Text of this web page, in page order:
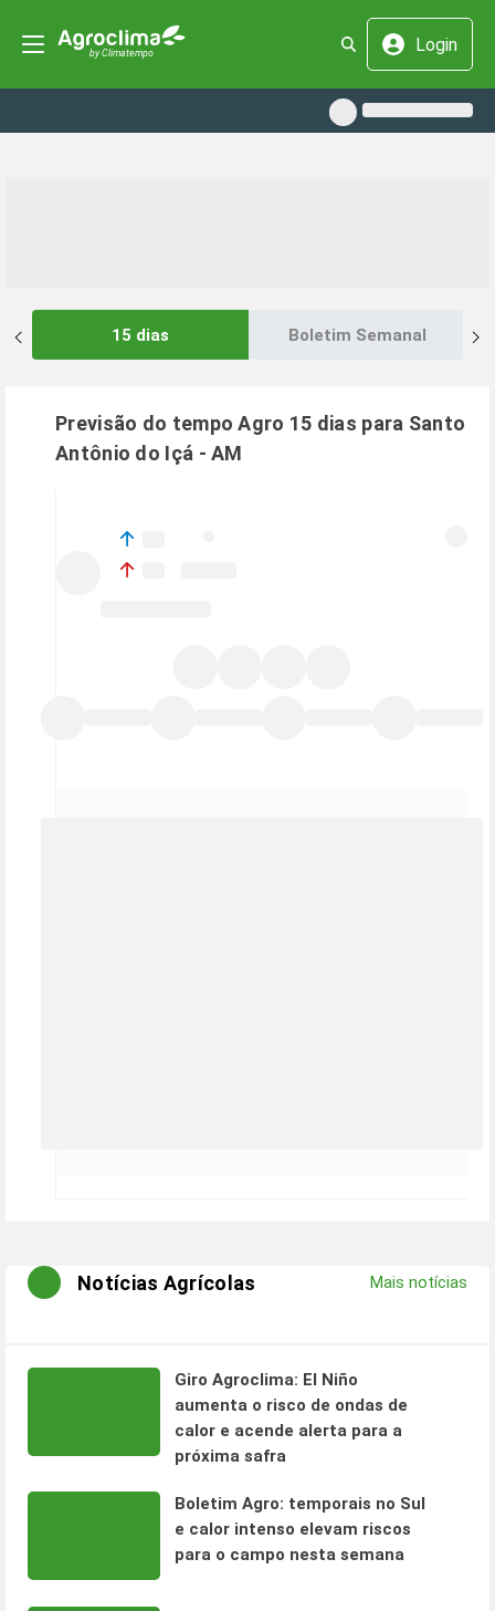
Login
15 dias Boletim Semanal
Previsão do tempo Agro 15 dias para Santo
Antônio do Içá -AM
Notícias Agrícolas Mais notícias
Giro Agroclima: El Niño
aumenta o risco de ondas de
calor e acende alerta para a
próxima safra
Boletim Agro: temporais no Sul
e calor intenso elevam riscos
para o campo nesta semana